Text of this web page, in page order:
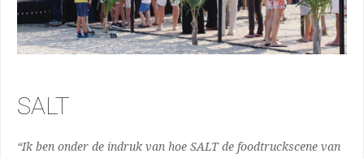
SALT
“Ik ben onder de indruk van hoe SALT de foodtruckscene van